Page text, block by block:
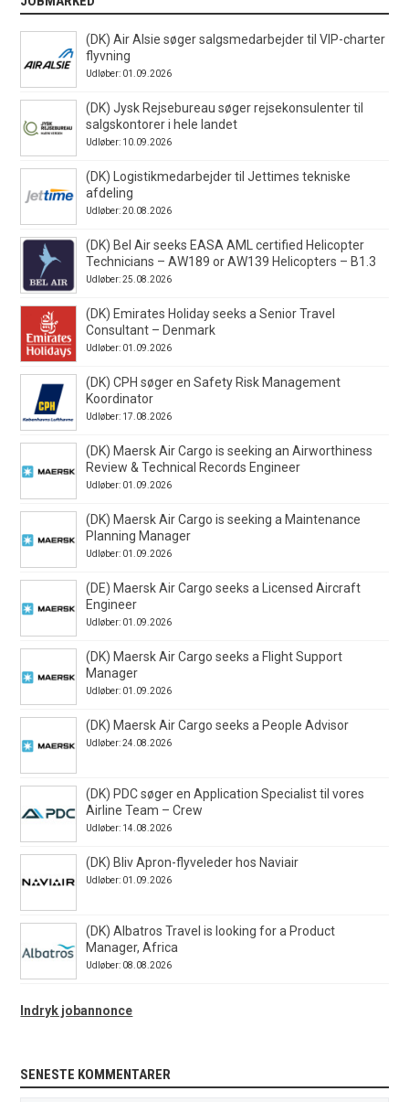
(DK) Air Alsie søger salgsmedarbejder til VIP-charter
flyvning
Udløber: 01.09.2026
(DK) Jysk Rejsebureau søger rejsekonsulenter til
salgskontorer i hele landet
Udløber: 10.09.2026
(DK) Logistikmedarbejder til Jettimes tekniske
afdeling
Udløber: 20.08.2026
(DK) Bel Air seeks EASA AML certified Helicopter
Technicians – AW189 or AW139 Helicopters – B1.3
Udløber: 25.08.2026
(DK) Emirates Holiday seeks a Senior Travel
Consultant – Denmark
Udløber: 01.09.2026
(DK) CPH søger en Safety Risk Management
Koordinator
Udløber: 17.08.2026
(DK) Maersk Air Cargo is seeking an Airworthiness
Review & Technical Records Engineer
Udløber: 01.09.2026
(DK) Maersk Air Cargo is seeking a Maintenance
Planning Manager
Udløber: 01.09.2026
(DE) Maersk Air Cargo seeks a Licensed Aircraft
Engineer
Udløber: 01.09.2026
(DK) Maersk Air Cargo seeks a Flight Support
Manager
Udløber: 01.09.2026
(DK) Maersk Air Cargo seeks a People Advisor
Udløber: 24.08.2026
(DK) PDC søger en Application Specialist til vores
Airline Team – Crew
Udløber: 14.08.2026
(DK) Bliv Apron-flyveleder hos Naviair
Udløber: 01.09.2026
(DK) Albatros Travel is looking for a Product
Manager, Africa
Udløber: 08.08.2026
Indryk jobannonce
SENESTE KOMMENTARER